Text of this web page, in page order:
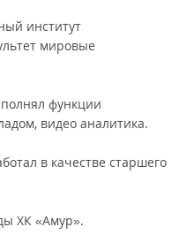
институт
мировые
функции
видео аналитика.
в качестве старшего
ХК «Амур».